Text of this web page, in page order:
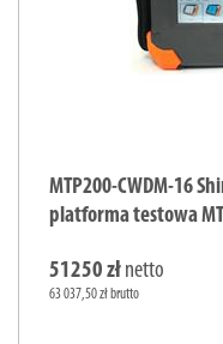
MTP200-CWDM-16
platforma testowa
51250 zł netto
63 037,50 zł brutto